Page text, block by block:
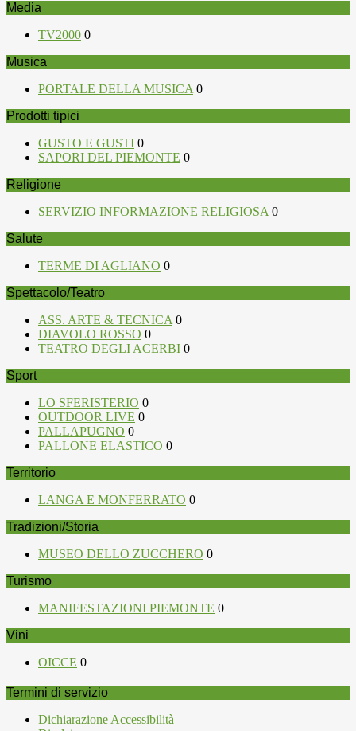
Media
TV2000 0
Musica
PORTALE DELLA MUSICA 0
Prodotti tipici
GUSTO E GUSTI 0
SAPORI DEL PIEMONTE 0
Religione
SERVIZIO INFORMAZIONE RELIGIOSA 0
Salute
TERME DI AGLIANO 0
Spettacolo/Teatro
ASS. ARTE & TECNICA 0
DIAVOLO ROSSO 0
TEATRO DEGLI ACERBI 0
Sport
LO SFERISTERIO 0
OUTDOOR LIVE 0
PALLAPUGNO 0
PALLONE ELASTICO 0
Territorio
LANGA E MONFERRATO 0
Tradizioni/Storia
MUSEO DELLO ZUCCHERO 0
Turismo
MANIFESTAZIONI PIEMONTE 0
Vini
OICCE 0
Termini di servizio
Dichiarazione Accessibilità